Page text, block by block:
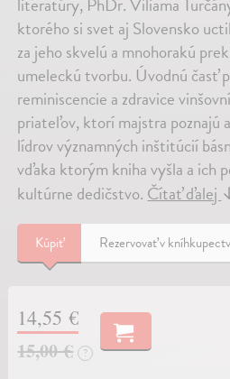
literatúry, PhDr. Viliama
ktorého si svet aj Slovensko
za jeho skvelú a mnohorakú
umeleckú tvorbu. Úvodnú časť
reminiscencie a zdravice
priateľov, ktorí majstra poznajú
lídrov významných inštitúcií
vďaka ktorým kniha vyšla a ich
kultúrne dedičstvo.Čítať ďalej
Kúpiť Rezervovať v
14,55 €
15,00 €
?